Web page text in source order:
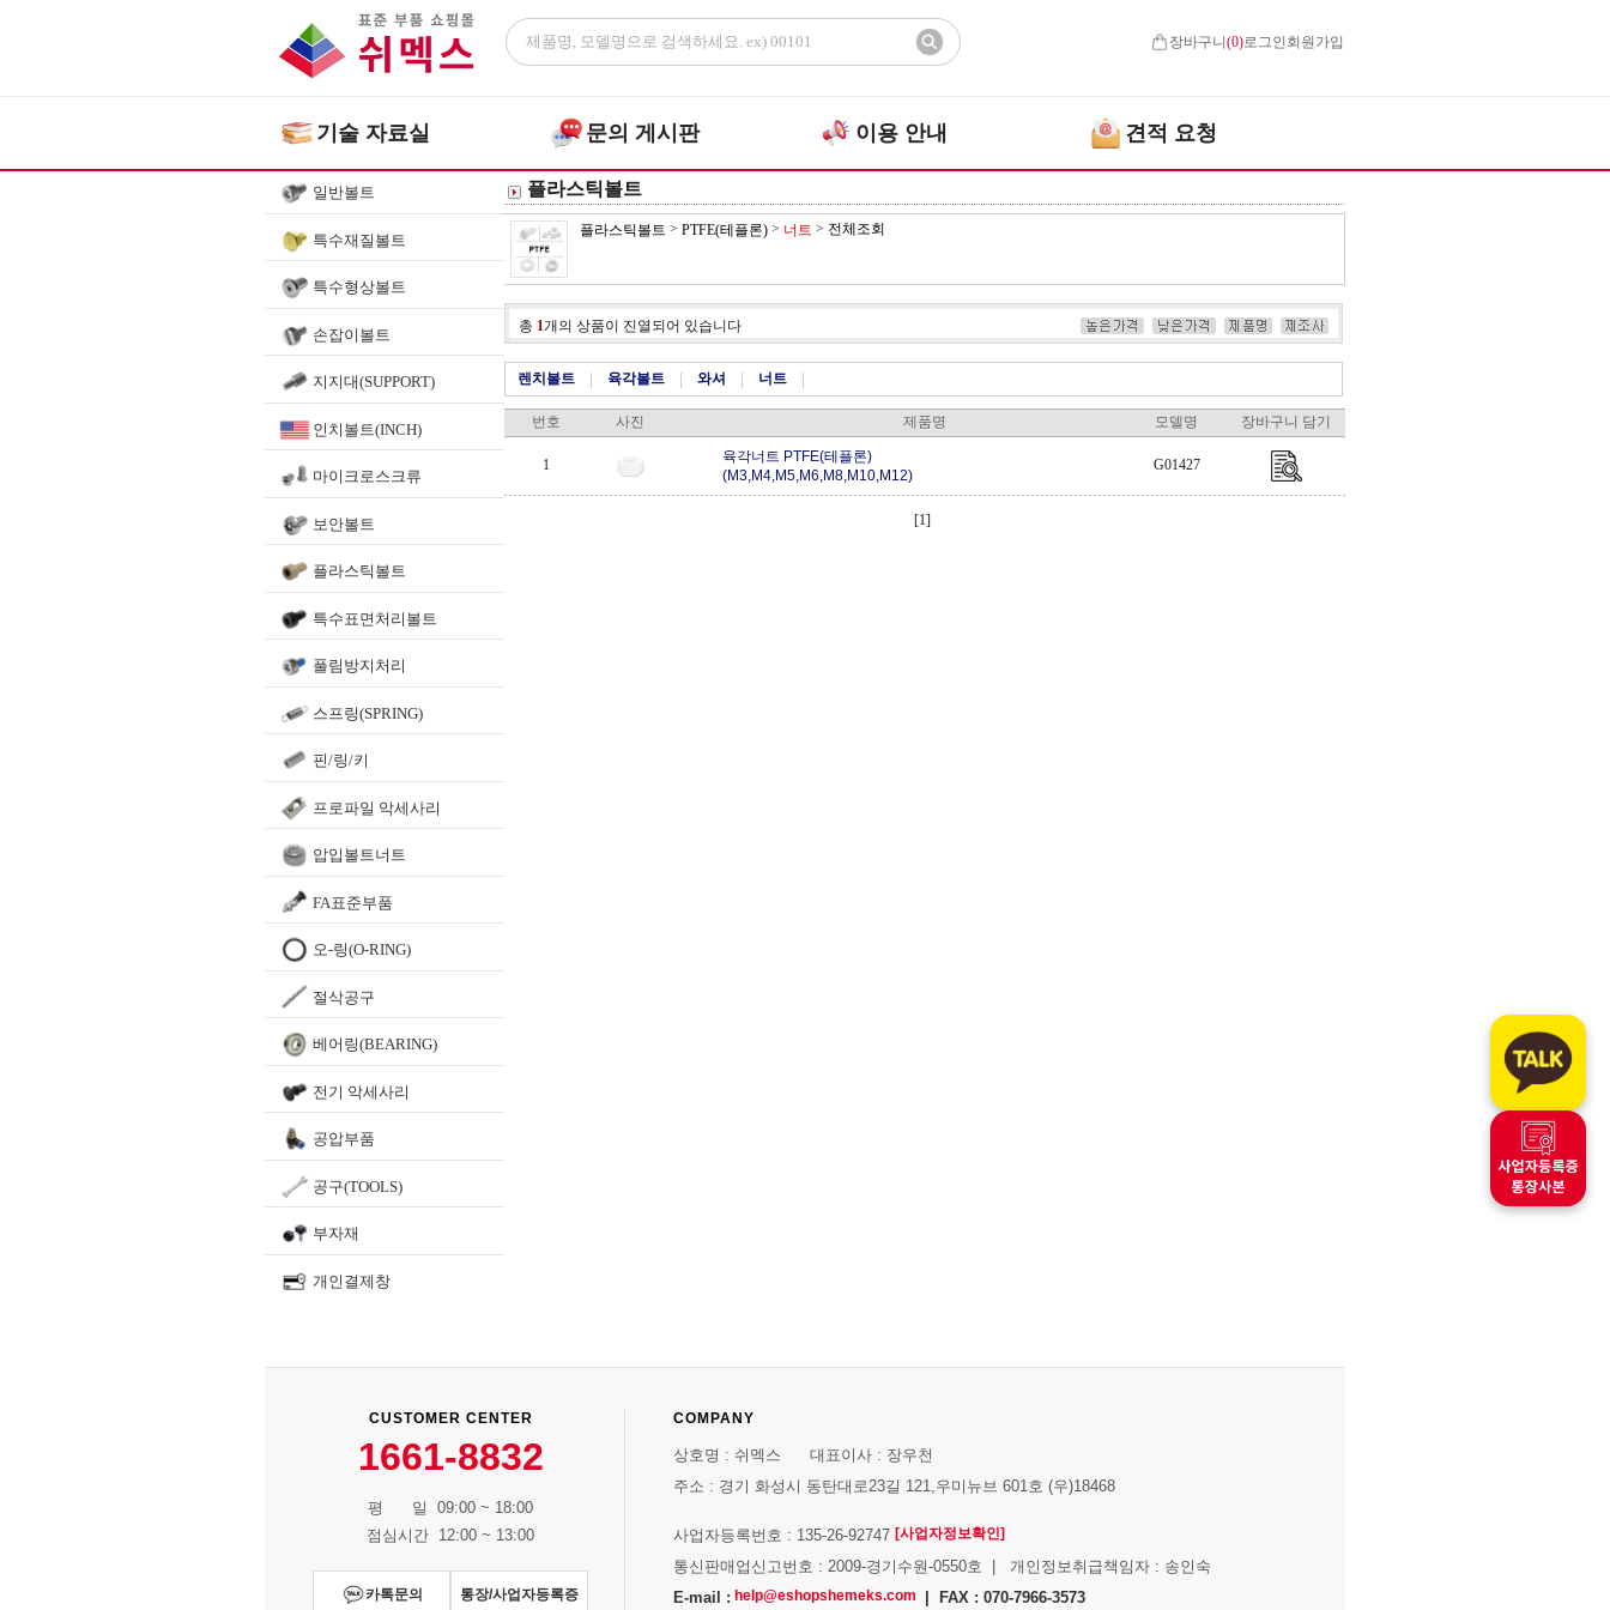
장바구니(0)로그인 회원가입
기술 자료실 문의 게시판 이용 안내 견적 요청
일반볼트
특수재질볼트
특수형상볼트
손잡이볼트
지지대(SUPPORT)
인치볼트(INCH)
마이크로스크류
보안볼트
플라스틱볼트
특수표면처리볼트
풀림방지처리
스프링(SPRING)
핀/링/키
프로파일 악세사리
압입볼트너트
FA표준부품
오-링(O-RING)
절삭공구
베어링(BEARING)
전기 악세사리
공압부품
공구(TOOLS)
부자재
개인결제창
플라스틱볼트
플라스틱볼트 > PTFE(테플론) > 너트 > 전체조회
총 1개의 상품이 진열되어 있습니다
렌치볼트 육각볼트 와셔 너트
번호 사진 제품명 모델명 장바구니 담기
1
육각너트 PTFE(테플론)
(M3,M4,M5,M6,M8,M10,M12)
G01427
[1]
CUSTOMER CENTER
1661-8832
평 일 09:00 ~ 18:00
점심시간 12:00 ~ 13:00
카톡문의 통장/사업자등록증
COMPANY
상호명 : 쉬멕스 대표이사 : 장우천
주소 : 경기 화성시 동탄대로23길 121,우미뉴브 601호 (우)18468
사업자등록번호 : 135-26-92747 [사업자정보확인]
통신판매업신고번호 : 2009-경기수원-0550호 | 개인정보취급책임자 : 송인숙
E-mail : help@eshopshemeks.com | FAX : 070-7966-3573